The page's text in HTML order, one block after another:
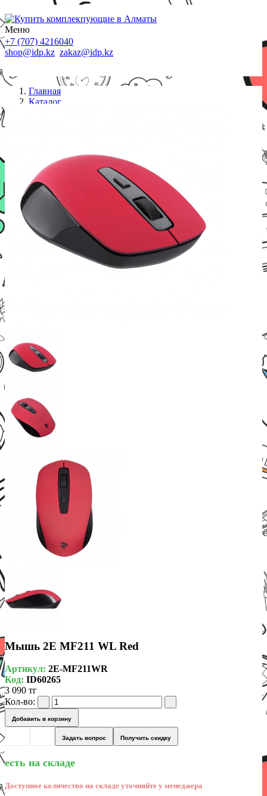
Меню
+7 (707) 4216040
shop@idp.kz zakaz@idp.kz
Главная
Каталог
Мышь 2Е MF211 WL Red
Артикул: 2E-MF211WR
Код: ID60265
3 090 тг
Кол-во:
Добавить в корзину
Задать вопрос Получить скидку
есть на складе
Доступное количество на складе уточняйте у менеджера